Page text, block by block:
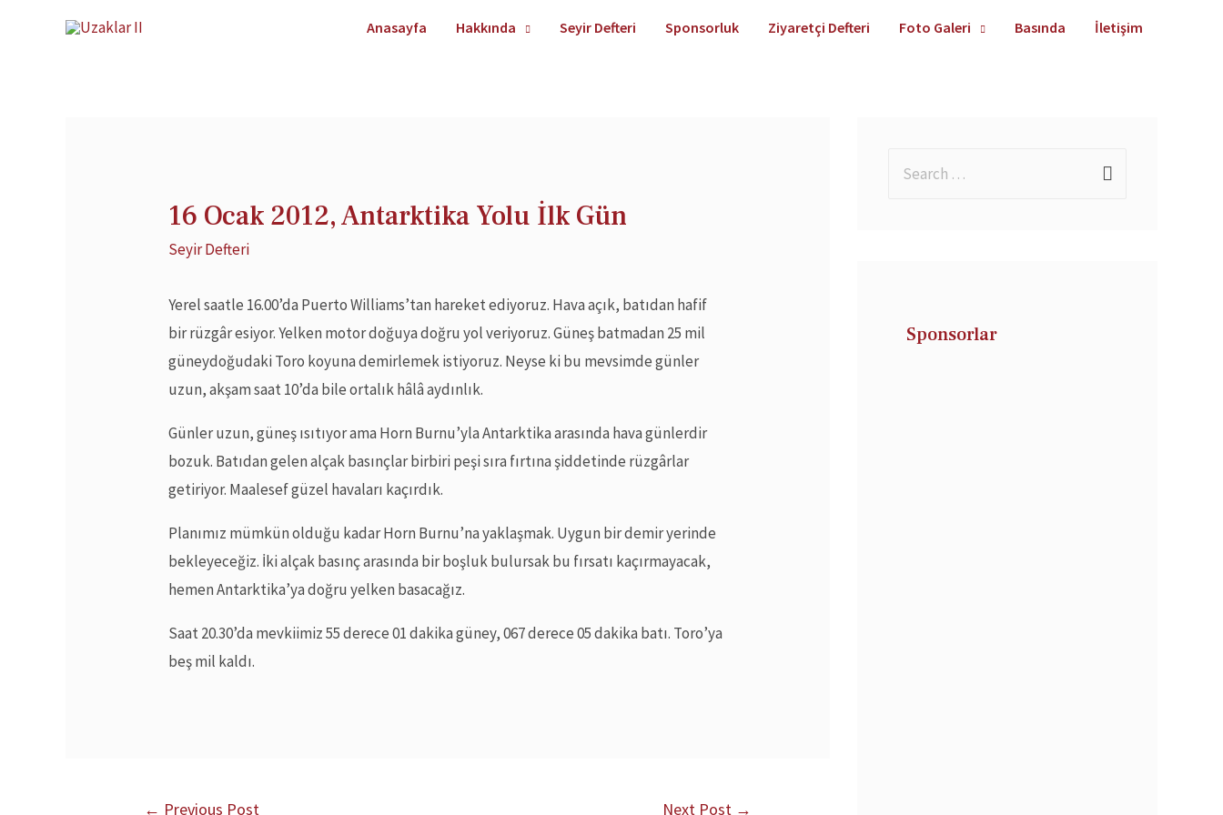
Anasayfa Hakkında Seyir Defteri Sponsorluk Ziyaretçi Defteri Foto Galeri Basında İletişim
16 Ocak 2012, Antarktika Yolu İlk Gün
Seyir Defteri
Yerel saatle 16.00’da Puerto Williams’tan hareket ediyoruz. Hava açık, batıdan hafif
bir rüzgâr esiyor. Yelken motor doğuya doğru yol veriyoruz. Güneş batmadan 25 mil
güneydoğudaki Toro koyuna demirlemek istiyoruz. Neyse ki bu mevsimde günler
uzun, akşam saat 10’da bile ortalık hâlâ aydınlık.
Günler uzun, güneş ısıtıyor ama Horn Burnu’yla Antarktika arasında hava günlerdir
bozuk. Batıdan gelen alçak basınçlar birbiri peşi sıra fırtına şiddetinde rüzgârlar
getiriyor. Maalesef güzel havaları kaçırdık.
Planımız mümkün olduğu kadar Horn Burnu’na yaklaşmak. Uygun bir demir yerinde
bekleyeceğiz. İki alçak basınç arasında bir boşluk bulursak bu fırsatı kaçırmayacak,
hemen Antarktika’ya doğru yelken basacağız.
Saat 20.30’da mevkiimiz 55 derece 01 dakika güney, 067 derece 05 dakika batı. Toro’ya
beş mil kaldı.
← Previous Post Next Post →
Sponsorlar